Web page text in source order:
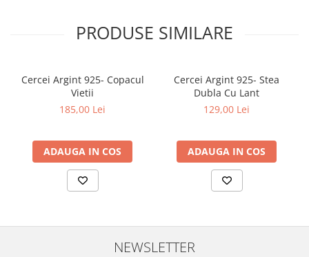
PRODUSE SIMILARE
Cercei Argint 925- Copacul
Vietii
185,00 Lei
ADAUGA IN COS
Cercei Argint 925- Stea
Dubla Cu Lant
129,00 Lei
ADAUGA IN COS
NEWSLETTER